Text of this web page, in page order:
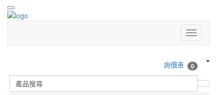
詢價車 0